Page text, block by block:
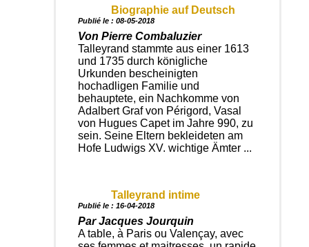
Biographie auf Deutsch
Publié le : 08-05-2018
Von Pierre Combaluzier
Talleyrand stammte aus einer 1613
und 1735 durch königliche
Urkunden bescheinigten
hochadligen Familie und
behauptete, ein Nachkomme von
Adalbert Graf von Périgord, Vasal
von Hugues Capet im Jahre 990, zu
sein. Seine Eltern bekleideten am
Hofe Ludwigs XV. wichtige Ämter ...
Talleyrand intime
Publié le : 16-04-2018
Par Jacques Jourquin
A table, à Paris ou Valençay, avec